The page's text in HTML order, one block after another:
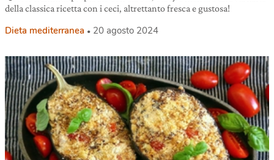
della classica ricetta con i ceci, altrettanto fresca e gustosa!
Dieta mediterranea 20 agosto 2024